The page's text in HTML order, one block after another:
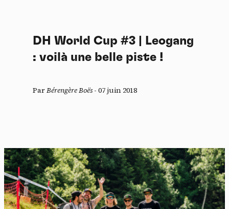
DH World Cup #3 | Leogang
: voilà une belle piste !
ParBérengère Boës- 07 juin 2018